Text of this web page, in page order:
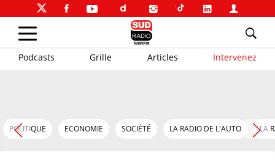
Podcasts Grille Articles Intervenez
POLITIQUE ECONOMIE SOCIÉTÉ LA RADIO DE L'AUTO LA